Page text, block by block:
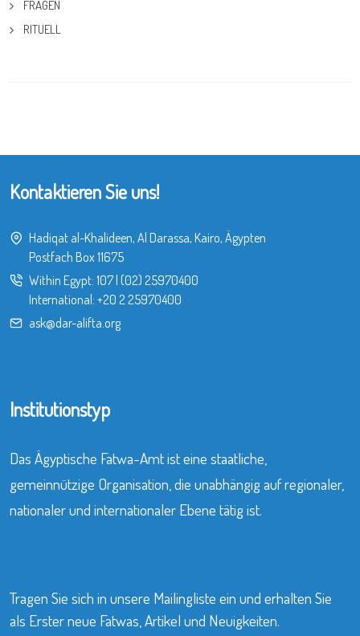
FRAGEN
RITUELL
Kontaktieren Sie uns!
Hadiqat al-Khalideen, Al Darassa, Kairo, Ägypten
Postfach Box 11675
Within Egypt: 107| (02) 25970400
International: +20 2 25970400
ask@dar-alifta.org
Institutionstyp
Das Ägyptische Fatwa-Amt ist eine staatliche,
gemeinnützige Organisation, die unabhängig auf regionaler,
nationaler und internationaler Ebene tätig ist.
Tragen Sie sich in unsere Mailingliste ein und erhalten Sie
als Erster neue Fatwas, Artikel und Neuigkeiten.